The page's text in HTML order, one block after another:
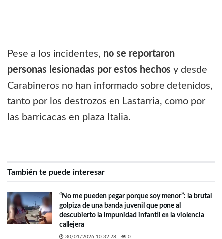
Pese a los incidentes, no se reportaron
personas lesionadas por estos hechos y desde
Carabineros no han informado sobre detenidos,
tanto por los destrozos en Lastarria, como por
las barricadas en plaza Italia.
También te puede interesar
“No me pueden pegar porque soy menor”: la brutal
golpiza de una banda juvenil que pone al
descubierto la impunidad infantil en la violencia
callejera
30/01/2026 10:32:28 0